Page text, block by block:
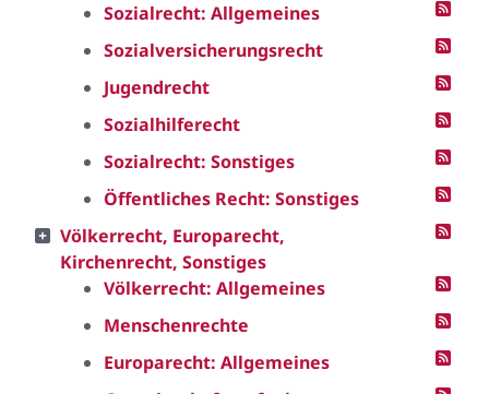
Sozialrecht: Allgemeines
Sozialversicherungsrecht
Jugendrecht
Sozialhilferecht
Sozialrecht: Sonstiges
Öffentliches Recht: Sonstiges
Völkerrecht, Europarecht,
Kirchenrecht, Sonstiges
Völkerrecht: Allgemeines
Menschenrechte
Europarecht: Allgemeines